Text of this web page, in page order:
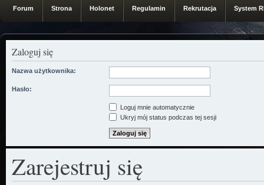
Forum Strona Holonet Regulamin Rekrutacja System
Zaloguj się
Nazwa użytkownika:
Hasło:
Loguj mnie automatycznie
Ukryj mój status podczas tej sesji
Zarejestruj się